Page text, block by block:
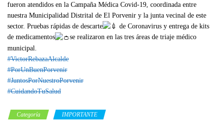
fueron atendidos en la Campaña Médica Covid-19, coordinada entre
nuestra Municipalidad Distrital de El Porvenir y la junta vecinal de este
sector. Pruebas rápidas de descarte
de Coronavirus y entrega de kits
de medicamentos
se realizaron en las tres áreas de triaje médico
municipal.
#VictorRebazaAlcalde
#PorUnBuenPorvenir
#JuntosPorNuestroPorvenir
#CuidandoTuSalud
Categoría IMPORTANTE